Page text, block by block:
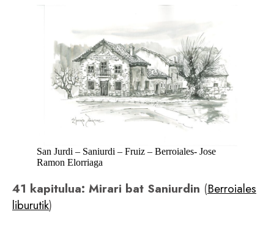
San Jurdi – Saniurdi – Fruiz – Berroiales- Jose
Ramon Elorriaga
41 kapitulua: Mirari bat Saniurdin (Berroiales
liburutik)